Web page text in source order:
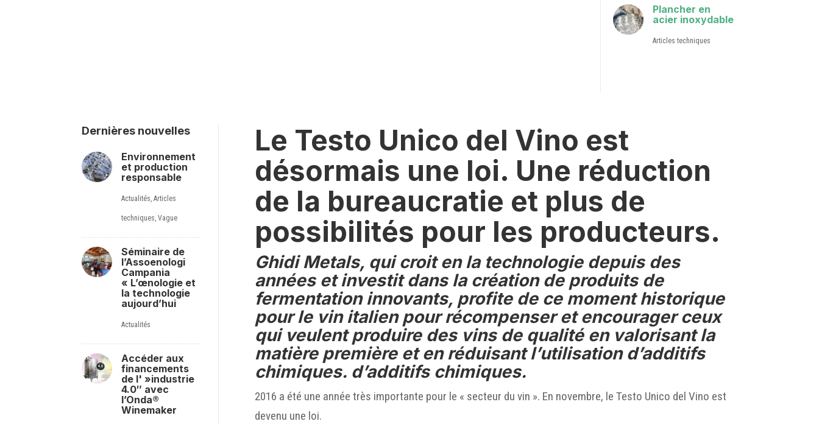
Plancher en
acier inoxydable
Articles techniques
Dernières nouvelles
Environnement
et production
responsable
Actualités,Articles
techniques,Vague
Séminaire de
l’Assoenologi
Campania
« L’œnologie et
la technologie
aujourd’hui
Actualités
Accéder aux
financements
de l' »industrie
4.0″ avec
l’Onda®
Winemaker
Le Testo Unico del Vino est
désormais une loi. Une réduction
de la bureaucratie et plus de
possibilités pour les producteurs.
Ghidi Metals, qui croit en la technologie depuis des
années et investit dans la création de produits de
fermentation innovants, profite de ce moment historique
pour le vin italienpour récompenser et encourager ceux
qui veulent produire des vins de qualité en valorisant la
matière première et en réduisant l’utilisation d’additifs
chimiques. d’additifs chimiques.
2016 a été une année très importante pour le « secteur du vin ». En novembre, le Testo Unico del Vino est
devenu une loi.